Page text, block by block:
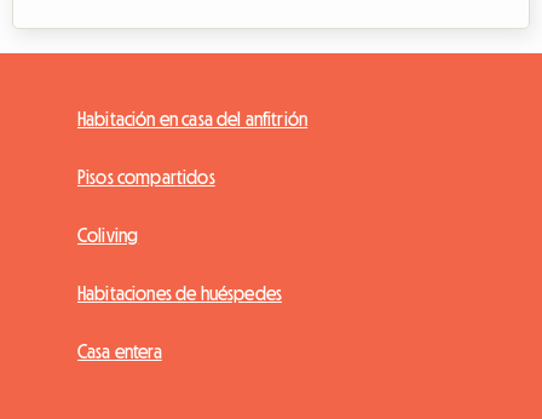
Habitación en casa del anfitrión
Pisos compartidos
Coliving
Habitaciones de huéspedes
Casa entera